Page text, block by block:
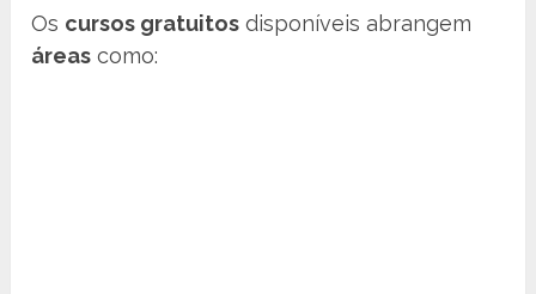
Os cursos gratuitos disponíveis abrangem
áreas como: